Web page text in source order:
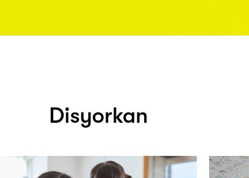
Disyorkan